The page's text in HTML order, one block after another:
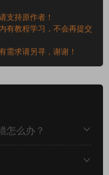
持原作者！
有教程学习，不会再提交
求请另寻，谢谢！
怎么办？